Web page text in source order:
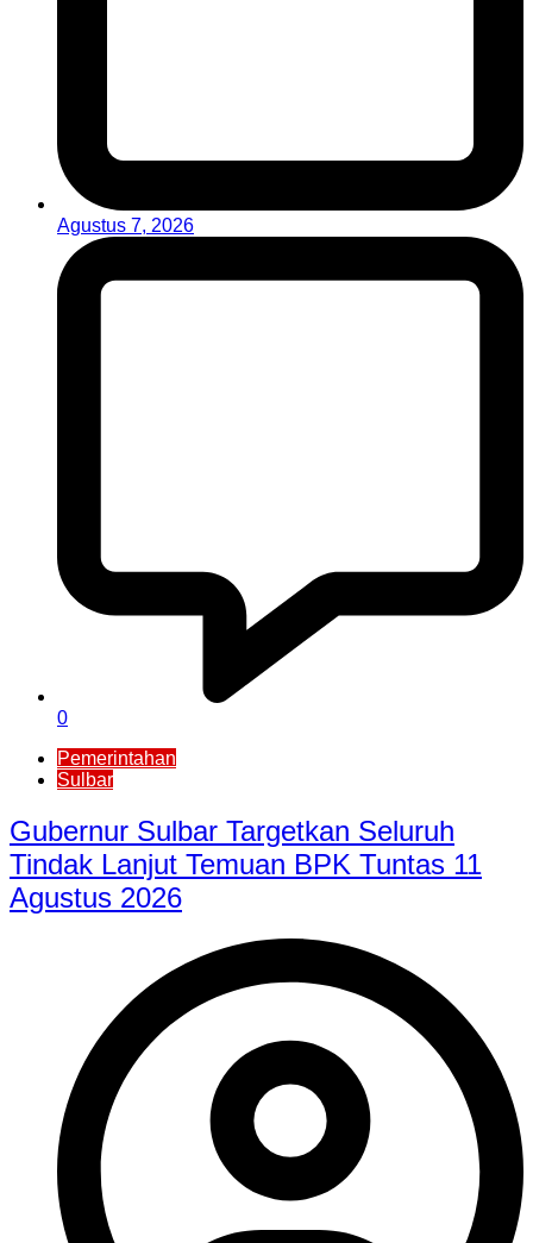
Agustus 7, 2026
0
Pemerintahan
Sulbar
Gubernur Sulbar Targetkan Seluruh
Tindak Lanjut Temuan BPK Tuntas 11
Agustus 2026